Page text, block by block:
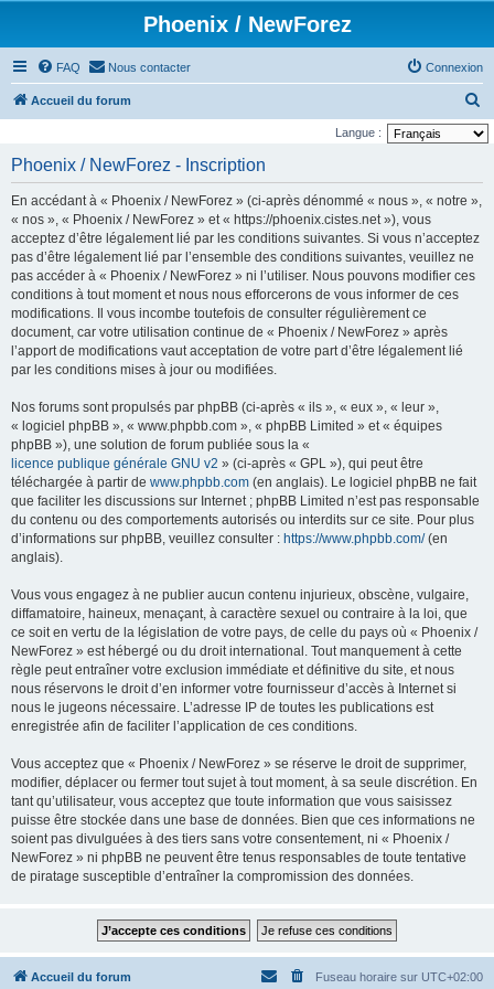
Phoenix / NewForez
FAQ Nous contacter Connexion
Accueil du forum
e
Langue :
Phoenix / NewForez - Inscription
En accédant à « Phoenix / NewForez » (ci-après dénommé « nous », « notre »,
« nos », « Phoenix / NewForez » et « https://phoenix.cistes.net »), vous
acceptez d’être légalement lié par les conditions suivantes. Si vous n’acceptez
pas d’être légalement lié par l’ensemble des conditions suivantes, veuillez ne
pas accéder à « Phoenix / NewForez » ni l’utiliser. Nous pouvons modifier ces
conditions à tout moment et nous nous efforcerons de vous informer de ces
modifications. Il vous incombe toutefois de consulter régulièrement ce
document, car votre utilisation continue de « Phoenix / NewForez » après
l’apport de modifications vaut acceptation de votre part d’être légalement lié
par les conditions mises à jour ou modifiées.
Nos forums sont propulsés par phpBB (ci-après « ils », « eux », « leur »,
« logiciel phpBB », « www.phpbb.com », « phpBB Limited » et « équipes
phpBB »), une solution de forum publiée sous la «
licence publique générale GNU v2 » (ci-après « GPL »), qui peut être
téléchargée à partir de www.phpbb.com (en anglais). Le logiciel phpBB ne fait
que faciliter les discussions sur Internet ; phpBB Limited n’est pas responsable
du contenu ou des comportements autorisés ou interdits sur ce site. Pour plus
d’informations sur phpBB, veuillez consulter : https://www.phpbb.com/(en
anglais).
Vous vous engagez à ne publier aucun contenu injurieux, obscène, vulgaire,
diffamatoire, haineux, menaçant, à caractère sexuel ou contraire à la loi, que
ce soit en vertu de la législation de votre pays, de celle du pays où « Phoenix /
NewForez » est hébergé ou du droit international. Tout manquement à cette
règle peut entraîner votre exclusion immédiate et définitive du site, et nous
nous réservons le droit d’en informer votre fournisseur d’accès à Internet si
nous le jugeons nécessaire. L’adresse IP de toutes les publications est
enregistrée afin de faciliter l’application de ces conditions.
Vous acceptez que « Phoenix / NewForez » se réserve le droit de supprimer,
modifier, déplacer ou fermer tout sujet à tout moment, à sa seule discrétion. En
tant qu’utilisateur, vous acceptez que toute information que vous saisissez
puisse être stockée dans une base de données. Bien que ces informations ne
soient pas divulguées à des tiers sans votre consentement, ni « Phoenix /
NewForez » ni phpBB ne peuvent être tenus responsables de toute tentative
de piratage susceptible d’entraîner la compromission des données.
Accueil du forum Fuseau horaire sur UTC+02:00